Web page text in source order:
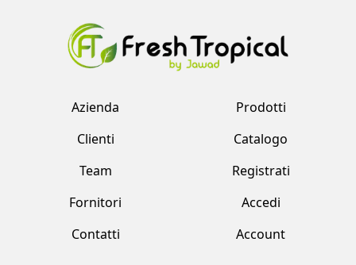
Clienti
Team
Fornitori
Contatti
Catalogo
Registrati
Accedi
Account